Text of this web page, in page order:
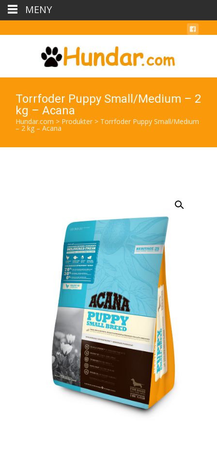
Torrfoder Puppy Small/Medium – 2
kg – Acana
Hundar.com > Produkter > Torrfoder Puppy Small/Medium
– 2 kg – Acana
MENY